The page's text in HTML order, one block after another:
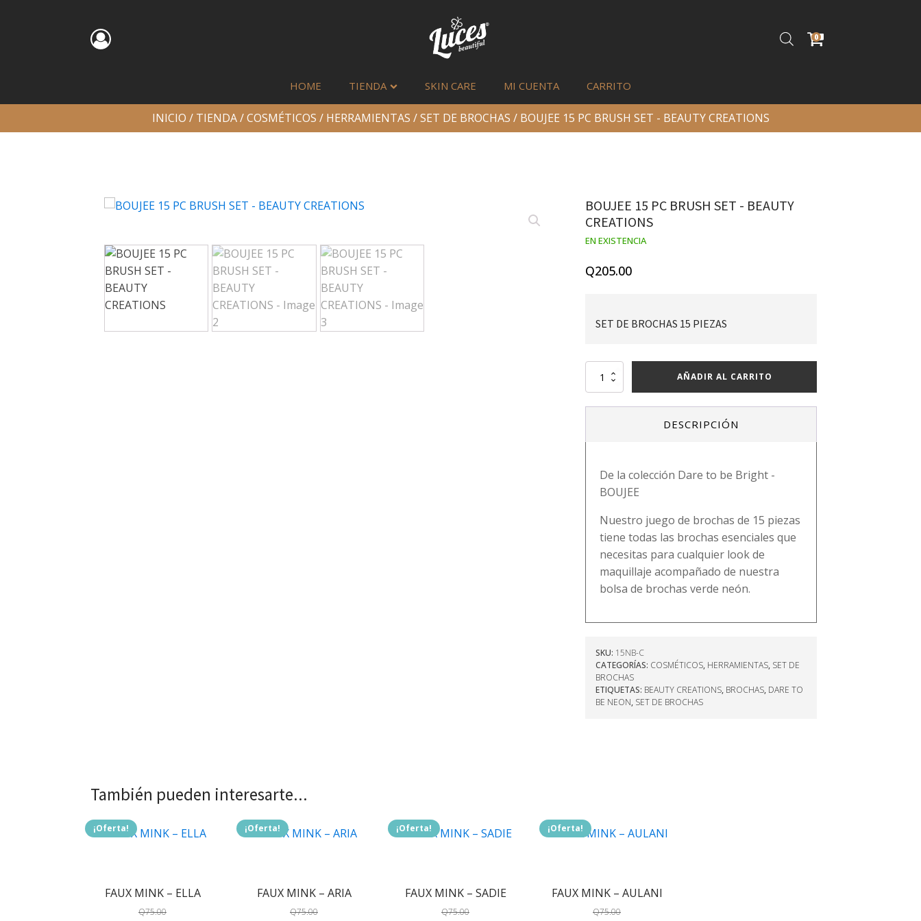
0
HOME TIENDA SKIN CARE MI CUENTA CARRITO
INICIO / TIENDA/COSMÉTICOS / HERRAMIENTAS /SET DE BROCHAS / BOUJEE 15 PC BRUSH SET - BEAUTY CREATIONS
BOUJEE 15 PC BRUSH SET - BEAUTY
CREATIONS
EN EXISTENCIA
Q205.00
SET DE BROCHAS 15 PIEZAS
BOUJEE
cantidad
AÑADIR AL CARRITO
DESCRIPCIÓN
De la colección Dare to be Bright -
BOUJEE
Nuestro juego de brochas de 15 piezas
tiene todas las brochas esenciales que
necesitas para cualquier look de
maquillaje acompañado de nuestra
bolsa de brochas verde neón.
SKU: 15NB-C
CATEGORÍAS: COSMÉTICOS, HERRAMIENTAS, SET DE
BROCHAS
ETIQUETAS: BEAUTY CREATIONS, BROCHAS, DARE TO
BE NEON, SET DE BROCHAS
También pueden interesarte...
¡Oferta!
FAUX MINK – ELLA
Q75.00
¡Oferta!
FAUX MINK – ARIA
Q75.00
¡Oferta!
FAUX MINK – SADIE
Q75.00
¡Oferta!
FAUX MINK – AULANI
Q75.00